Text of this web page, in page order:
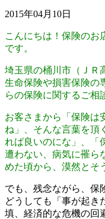
2015年04月10日
こんにちは！保険のお
です。
埼玉県の桶川市（ＪＲ
生命保険や損害保険の
らの保険に関するご相
お客さまから「保険は
ね」、そんな言葉を頂
れば良いのにな」、「
遭わない、病気に罹ら
めた頃から、漠然とそ
でも、残念ながら、保
どうしても「事が起き
填、経済的な危機の回